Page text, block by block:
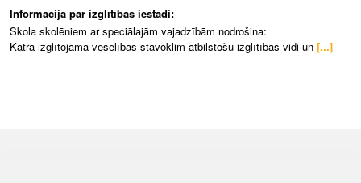
Informācija par izglītības iestādi:
Skola skolēniem ar speciālajām vajadzībām nodrošina:
Katra izglītojamā veselības stāvoklim atbilstošu izglītības vidi un [...]